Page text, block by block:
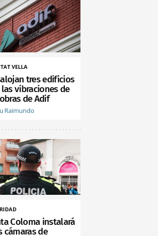
VELLA
tres edificios
vibraciones de
de Adif
Raimundo
Coloma instalará
cámaras de